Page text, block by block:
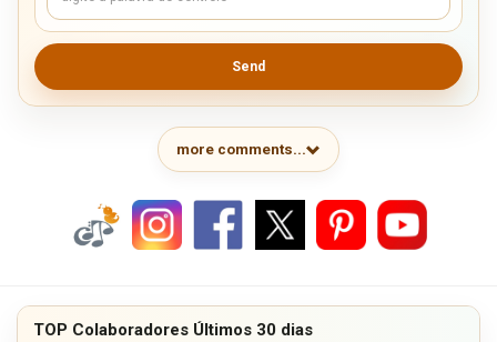
Send
more comments...
TOP Colaboradores Últimos 30 dias